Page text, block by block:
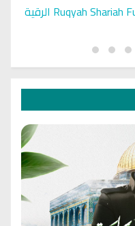
Ruqyah Shariah Full Mishary Rashid Al Afasy Mp3 الرقية